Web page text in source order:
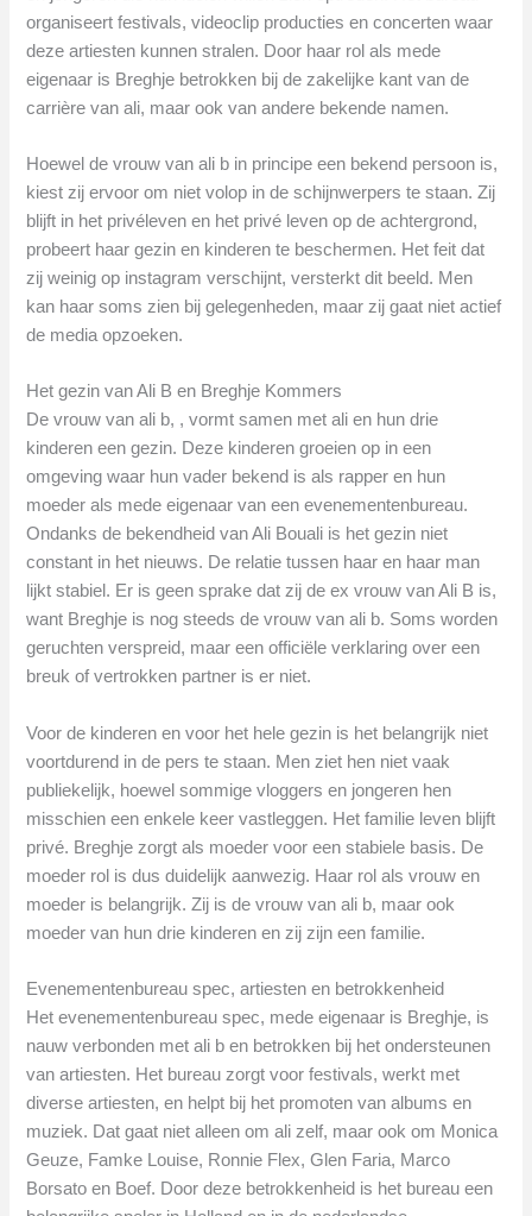
organiseert festivals, videoclip producties en concerten waar
deze artiesten kunnen stralen. Door haar rol als mede
eigenaar is Breghje betrokken bij de zakelijke kant van de
carrière van ali, maar ook van andere bekende namen.
Hoewel de vrouw van ali b in principe een bekend persoon is,
kiest zij ervoor om niet volop in de schijnwerpers te staan. Zij
blijft in het privéleven en het privé leven op de achtergrond,
probeert haar gezin en kinderen te beschermen. Het feit dat
zij weinig op instagram verschijnt, versterkt dit beeld. Men
kan haar soms zien bij gelegenheden, maar zij gaat niet actief
de media opzoeken.
Het gezin van Ali B en Breghje Kommers
De vrouw van ali b, , vormt samen met ali en hun drie
kinderen een gezin. Deze kinderen groeien op in een
omgeving waar hun vader bekend is als rapper en hun
moeder als mede eigenaar van een evenementenbureau.
Ondanks de bekendheid van Ali Bouali is het gezin niet
constant in het nieuws. De relatie tussen haar en haar man
lijkt stabiel. Er is geen sprake dat zij de ex vrouw van Ali B is,
want Breghje is nog steeds de vrouw van ali b. Soms worden
geruchten verspreid, maar een officiële verklaring over een
breuk of vertrokken partner is er niet.
Voor de kinderen en voor het hele gezin is het belangrijk niet
voortdurend in de pers te staan. Men ziet hen niet vaak
publiekelijk, hoewel sommige vloggers en jongeren hen
misschien een enkele keer vastleggen. Het familie leven blijft
privé. Breghje zorgt als moeder voor een stabiele basis. De
moeder rol is dus duidelijk aanwezig. Haar rol als vrouw en
moeder is belangrijk. Zij is de vrouw van ali b, maar ook
moeder van hun drie kinderen en zij zijn een familie.
Evenementenbureau spec, artiesten en betrokkenheid
Het evenementenbureau spec, mede eigenaar is Breghje, is
nauw verbonden met ali b en betrokken bij het ondersteunen
van artiesten. Het bureau zorgt voor festivals, werkt met
diverse artiesten, en helpt bij het promoten van albums en
muziek. Dat gaat niet alleen om ali zelf, maar ook om Monica
Geuze, Famke Louise, Ronnie Flex, Glen Faria, Marco
Borsato en Boef. Door deze betrokkenheid is het bureau een